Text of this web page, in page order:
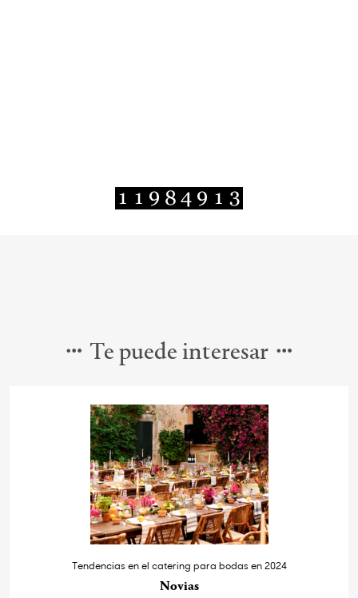
Te puede interesar
Tendencias en el catering para bodas en 2024
Novias